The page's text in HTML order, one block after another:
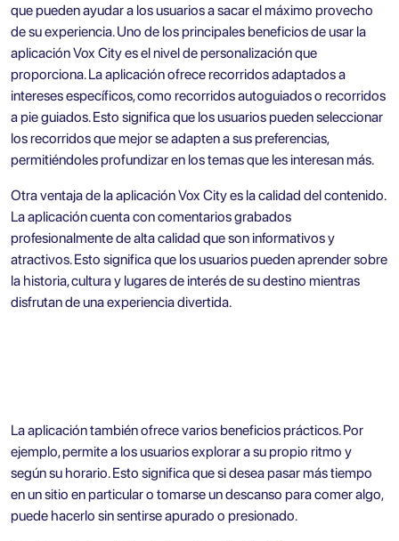
que pueden ayudar a los usuarios a sacar el máximo provecho
de su experiencia. Uno de los principales beneficios de usar la
aplicación Vox City es el nivel de personalización que
proporciona. La aplicación ofrece recorridos adaptados a
intereses específicos, como recorridos autoguiados o recorridos
a pie guiados. Esto significa que los usuarios pueden seleccionar
los recorridos que mejor se adapten a sus preferencias,
permitiéndoles profundizar en los temas que les interesan más.
Otra ventaja de la aplicación Vox City es la calidad del contenido.
La aplicación cuenta con comentarios grabados
profesionalmente de alta calidad que son informativos y
atractivos. Esto significa que los usuarios pueden aprender sobre
la historia, cultura y lugares de interés de su destino mientras
disfrutan de una experiencia divertida.
La aplicación también ofrece varios beneficios prácticos. Por
ejemplo, permite a los usuarios explorar a su propio ritmo y
según su horario. Esto significa que si desea pasar más tiempo
en un sitio en particular o tomarse un descanso para comer algo,
puede hacerlo sin sentirse apurado o presionado.